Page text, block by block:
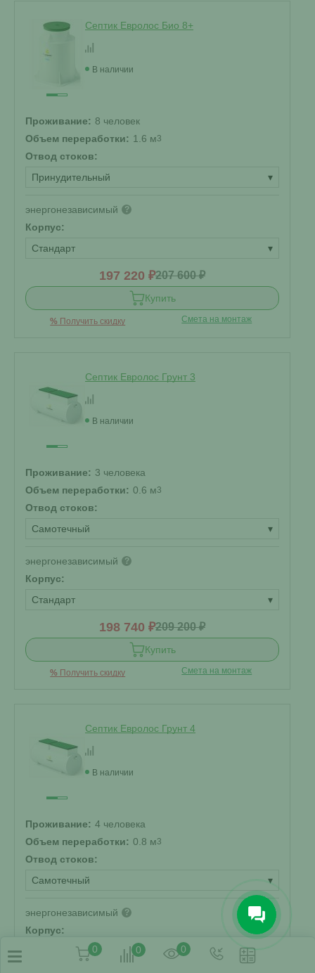
Септик Евролос Био 8+
В наличии
Проживание: 8 человек
Объем переработки: 1.6 м3
Отвод стоков:
Принудительный
▾
энергонезависимый ?
Корпус:
Стандарт
▾
197 220 ₽207 600 ₽
Купить
% Получить скидку Смета на монтаж
Септик Евролос Грунт 3
В наличии
Проживание: 3 человека
Объем переработки: 0.6 м3
Отвод стоков:
Самотечный
▾
энергонезависимый ?
Корпус:
Стандарт
▾
198 740 ₽209 200 ₽
Купить
% Получить скидку Смета на монтаж
Септик Евролос Грунт 4
В наличии
Проживание: 4 человека
Объем переработки: 0.8 м3
Отвод стоков:
Самотечный
▾
энергонезависимый ?
Корпус:
▾
0 0 0